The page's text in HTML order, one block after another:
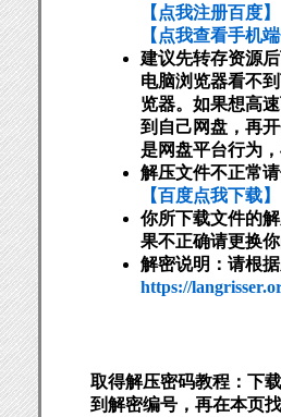
【点我注册百度】
【点我查看手机
建议先转存资源
电脑浏览器看不
览器。如果想高
到自己网盘，再
是网盘平台行为，
解压文件不正常
【百度点我下载】
你所下载文件的
果不正确请更换你
解密说明：请根
https://
取得解压密码教程：下
到解密编号，再在本页